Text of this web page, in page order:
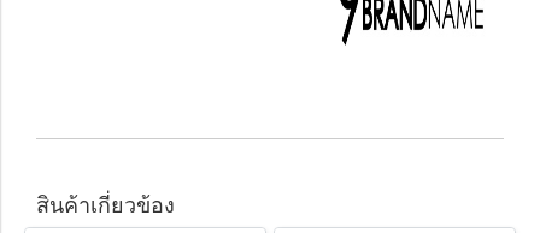
สินค้าเกี่ยวข้อง